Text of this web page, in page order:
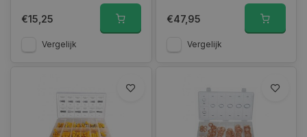
€15,25
Vergelijk
€47,95
Vergelijk